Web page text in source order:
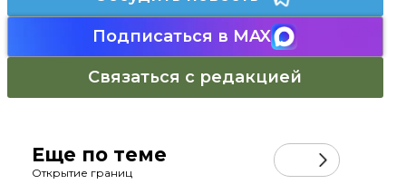
Подписаться в MAX
Связаться с редакцией
Еще по теме
Открытие границ